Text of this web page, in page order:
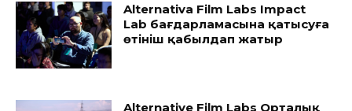
Alternativa Film Labs Impact
Lab бағдарламасына қатысуға
өтініш қабылдап жатыр
Alternative Film Labs Орталық